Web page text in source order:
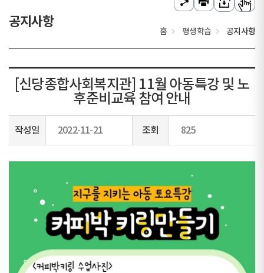
공지사항
홈 평생학습 공지사항
[신당종합사회복지관] 11월 아동특강 및 노
후준비교육 참여 안내
작성일 2022-11-21 조회 825